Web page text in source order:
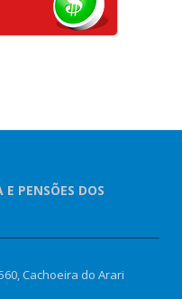
PENSÕES DOS
Cachoeira do Arari